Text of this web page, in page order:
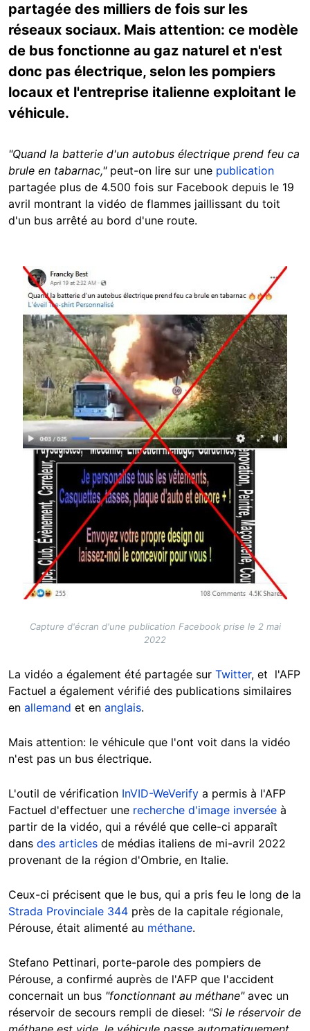
partagée des milliers de fois sur les
réseaux sociaux. Mais attention: ce modèle
de bus fonctionne au gaz naturel et n'est
donc pas électrique, selon les pompiers
locaux et l'entreprise italienne exploitant le
véhicule.
"Quand la batterie d'un autobus électrique prend feu ca
brule en tabarnac,"peut-on lire sur une publication
partagée plus de 4.500 fois sur Facebook depuis le 19
avril montrant la vidéo de flammes jaillissant du toit
d'un bus arrêté au bord d'une route.
Image
Capture d'écran d'une publication Facebook prise le 2 mai
2022
La vidéo a également été partagée sur Twitter, et l'AFP
Factuel a également vérifié des publications similaires
en allemand et en anglais.
Mais attention: le véhicule que l'ont voit dans la vidéo
n'est pas un bus électrique.
L'outil de vérification InVID-WeVerify a permis à l'AFP
Factuel d'effectuer une recherche d'image inversée à
partir de la vidéo, qui a révélé que celle-ci apparaît
dans des articles de médias italiens de mi-avril 2022
provenant de la région d'Ombrie, en Italie.
Ceux-ci précisent que le bus, qui a pris feu le long de la
Strada Provinciale 344 près de la capitale régionale,
Pérouse, était alimenté au méthane.
Stefano Pettinari, porte-parole des pompiers de
Pérouse, a confirmé auprès de l'AFP que l'accident
concernait un bus "fonctionnant au méthane"avec un
réservoir de secours rempli de diesel: "Si le réservoir de